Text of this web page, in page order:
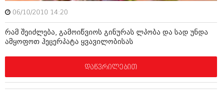
აგვისტო 2018 (162)
ივლისი 2018 (223)
ივნისი 2018 (244)
მაისი 2018 (211)
მარტი 2018 (256)
იანვარი 2018 (215)
აგვისტო 2020 (249)
ივლისი 2020 (204)
ივნისი 2020 (249)
არქივის ზომის ნახვა
06/10/2010 14:20
რამ შეიძლება, გამოიწვიოს გინურას ლპობა და სად უნდა
ამყოფოთ ჰეცერპატა ყვავილობისას
დაწვრილებით